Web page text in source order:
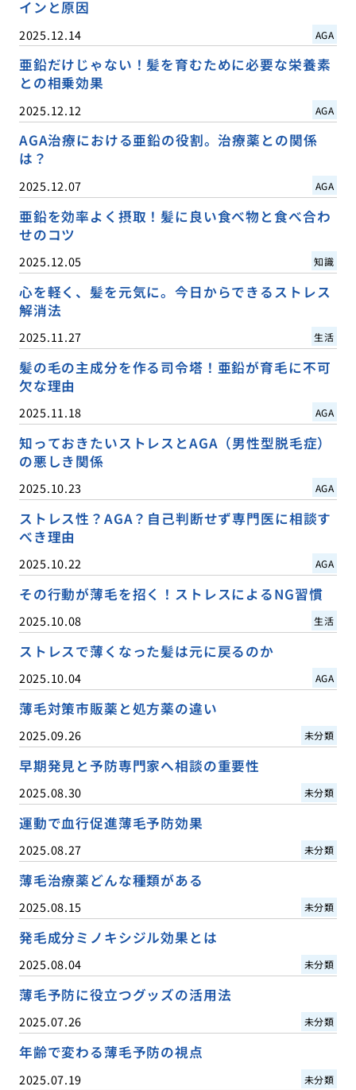
インと原因
2025.12.14 AGA
亜鉛だけじゃない！髪を育むために必要な栄養素
との相乗効果
2025.12.12 AGA
AGA治療における亜鉛の役割。治療薬との関係
は？
2025.12.07 AGA
亜鉛を効率よく摂取！髪に良い食べ物と食べ合わ
せのコツ
2025.12.05 知識
心を軽く、髪を元気に。今日からできるストレス
解消法
2025.11.27 生活
髪の毛の主成分を作る司令塔！亜鉛が育毛に不可
欠な理由
2025.11.18 AGA
知っておきたいストレスとAGA（男性型脱毛症）
の悪しき関係
2025.10.23 AGA
ストレス性？AGA？自己判断せず専門医に相談す
べき理由
2025.10.22 AGA
その行動が薄毛を招く！ストレスによるNG習慣
2025.10.08 生活
ストレスで薄くなった髪は元に戻るのか
2025.10.04 AGA
薄毛対策市販薬と処方薬の違い
2025.09.26 未分類
早期発見と予防専門家へ相談の重要性
2025.08.30 未分類
運動で血行促進薄毛予防効果
2025.08.27 未分類
薄毛治療薬どんな種類がある
2025.08.15 未分類
発毛成分ミノキシジル効果とは
2025.08.04 未分類
薄毛予防に役立つグッズの活用法
2025.07.26 未分類
年齢で変わる薄毛予防の視点
2025.07.19 未分類